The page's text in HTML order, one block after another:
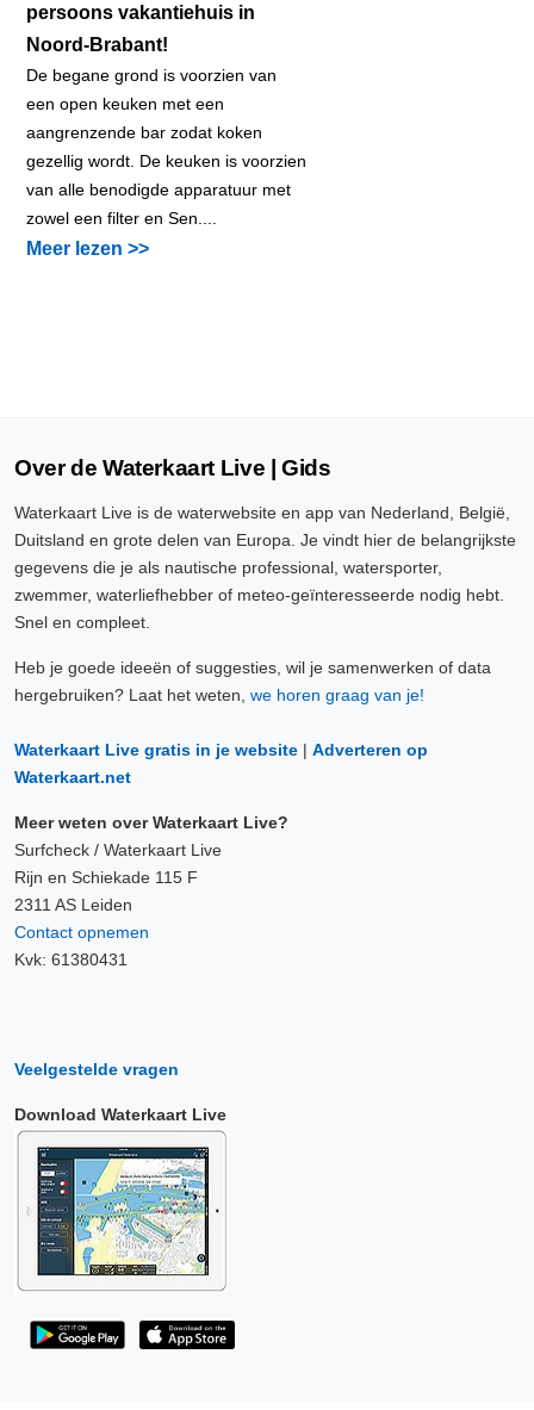
persoons vakantiehuis in
Noord-Brabant!
De begane grond is voorzien van
een open keuken met een
aangrenzende bar zodat koken
gezellig wordt. De keuken is voorzien
van alle benodigde apparatuur met
zowel een filter en Sen....
Meer lezen >>
Over de Waterkaart Live | Gids
Waterkaart Live is de waterwebsite en app van Nederland, België,
Duitsland en grote delen van Europa. Je vindt hier de belangrijkste
gegevens die je als nautische professional, watersporter,
zwemmer, waterliefhebber of meteo-geïnteresseerde nodig hebt.
Snel en compleet.
Heb je goede ideeën of suggesties, wil je samenwerken of data
hergebruiken? Laat het weten, we horen graag van je!
Waterkaart Live gratis in je website | Adverteren op
Waterkaart.net
Meer weten over Waterkaart Live?
Surfcheck / Waterkaart Live
Rijn en Schiekade 115 F
2311 AS Leiden
Contact opnemen
Kvk: 61380431
Veelgestelde vragen
Download Waterkaart Live